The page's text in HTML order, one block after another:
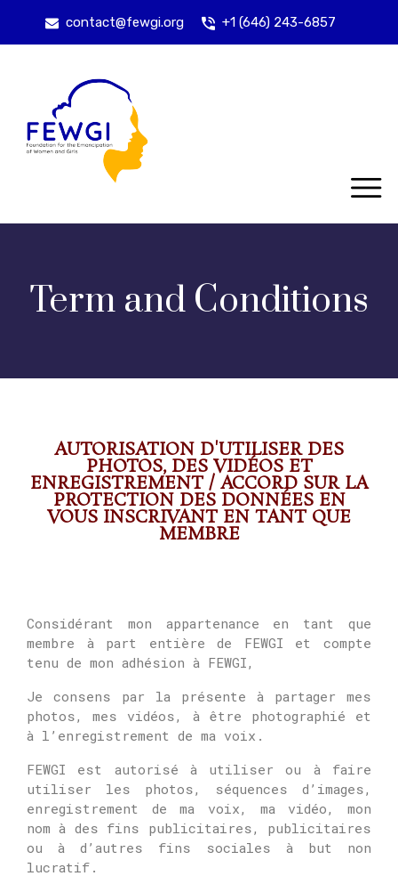
contact@fewgi.org +1 (646) 243-6857
Term and Conditions
AUTORISATION D'UTILISER DES
PHOTOS, DES VIDÉOS ET
ENREGISTREMENT / ACCORD SUR LA
PROTECTION DES DONNÉES EN
VOUS INSCRIVANT EN TANT QUE
MEMBRE
Considérant mon appartenance en tant que
membre à part entière de FEWGI et compte
tenu de mon adhésion à FEWGI,
Je consens par la présente à partager mes
photos, mes vidéos, à être photographié et
à l’enregistrement de ma voix.
FEWGI est autorisé à utiliser ou à faire
utiliser les photos, séquences d’images,
enregistrement de ma voix, ma vidéo, mon
nom à des fins publicitaires, publicitaires
ou à d’autres fins sociales à but non
lucratif.